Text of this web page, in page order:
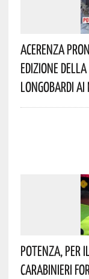
Acerenza
Edizione
Longobardi
Potenza, Per
Carabinieri